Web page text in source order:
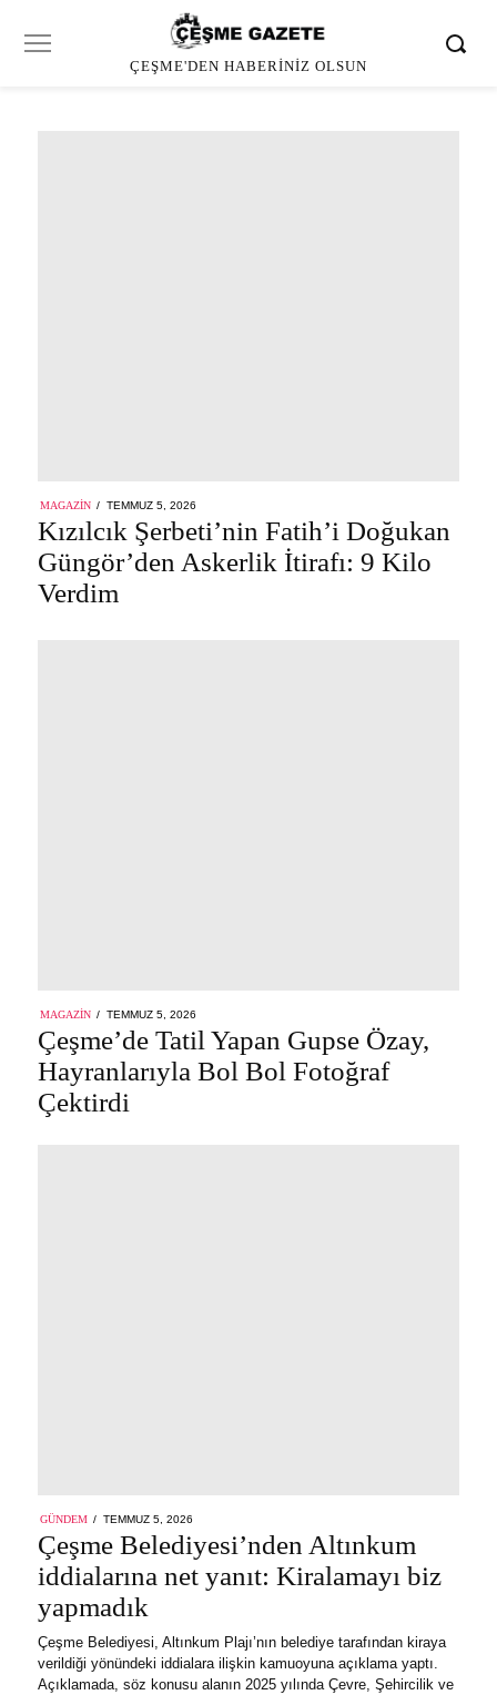
ÇEŞME'DEN HABERINIZ OLSUN
MAGAZIN
POSTED
ON
TEMMUZ 5, 2026
Kızılcık Şerbeti’nin Fatih’i Doğukan
Güngör’den Askerlik İtirafı: 9 Kilo
Verdim
MAGAZIN
POSTED
ON
TEMMUZ 5, 2026
Çeşme’de Tatil Yapan Gupse Özay,
Hayranlarıyla Bol Bol Fotoğraf
Çektirdi
GÜNDEM
POSTED
TEMMUZ 5, 2026
Çeşme Belediyesi’nden Altınkum
iddialarına net yanıt: Kiralamayı biz
yapmadık
Çeşme Belediyesi, Altınkum Plajı’nın belediye tarafından kiraya
verildiği yönündeki iddialara ilişkin kamuoyuna açıklama yaptı.
Açıklamada, söz konusu alanın 2025 yılında Çevre, Şehircilik ve